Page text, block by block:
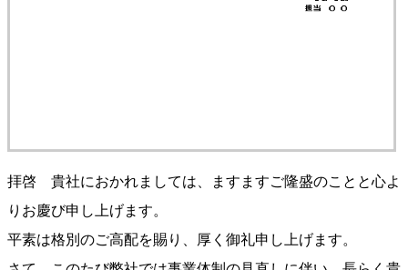
拝啓 貴社におかれましては、ますますご隆盛のことと心よ
りお慶び申し上げます。
平素は格別のご高配を賜り、厚く御礼申し上げます。